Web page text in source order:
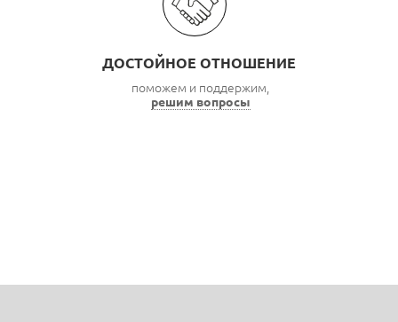
ДОСТОЙНОЕ ОТНОШЕНИЕ
поможем и поддержим,
решим вопросы